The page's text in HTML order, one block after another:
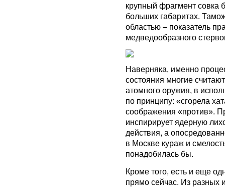
крупный фрагмент совка
больших габаритах.
областью – показатель
медведообразного
Наверняка, именно
состояния многие
атомного оружия, в
по принципу: «сгорела
соображения «против».
инспирирует ядерную
действия, а
в Москве кураж и
понадобилась бы.
Кроме того, есть и еще
прямо сейчас. Из разных